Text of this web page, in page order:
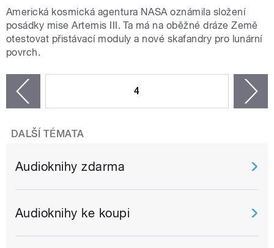
Americká kosmická agentura NASA oznámila složení
posádky mise Artemis III. Ta má na oběžné dráze Země
otestovat přistávací moduly a nové skafandry pro lunární
povrch.
4
DALŠÍ TÉMATA
Audioknihy zdarma
Audioknihy ke koupi